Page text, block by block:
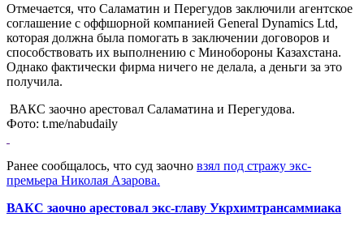
Отмечается, что Саламатин и Перегудов заключили агентское
соглашение с оффшорной компанией General Dynamics Ltd,
которая должна была помогать в заключении договоров и
способствовать их выполнению с Минобороны Казахстана.
Однако фактически фирма ничего не делала, а деньги за это
получила.
ВАКС заочно арестовал Саламатина и Перегудова.
Фото: t.me/nabudaily
Ранее сообщалось, что суд заочно взял под стражу экс-
премьера Николая Азарова.
ВАКС заочно арестовал экс-главу Укрхимтрансаммиака